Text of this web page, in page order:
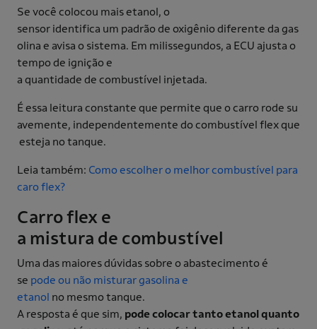
Se você colocou mais etanol, o
sensor identifica um padrão de oxigênio diferente da gas
olina e avisa o sistema. Em milissegundos, a ECU ajusta o
tempo de ignição e
a quantidade de combustível injetada.
É essa leitura constante que permite que o carro rode su
avemente, independentemente do combustível flex que
esteja no tanque.
Leia também: Como escolher o melhor combustível para
caro flex?
Carro flex e
a mistura de combustível
Uma das maiores dúvidas sobre o abastecimento é
se pode ou não misturar gasolina e
etanol no mesmo tanque.
A resposta é que sim, pode colocar tanto etanol quanto